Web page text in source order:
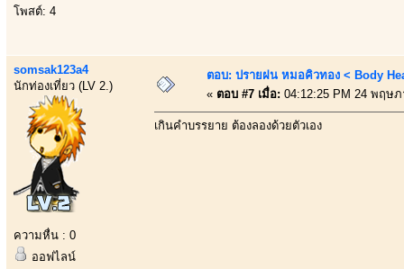
โพสต์: 4
somsak123a4
นักท่องเที่ยว (LV 2.)
ความหื่น : 0
ออฟไลน์
ตอบ: ปรายฝน หมอคิวทอง < Body
« ตอบ #7 เมื่อ: 04:12:25 PM 24 พฤษ
เกินคำบรรยาย ต้องลองด้วยตัวเอง